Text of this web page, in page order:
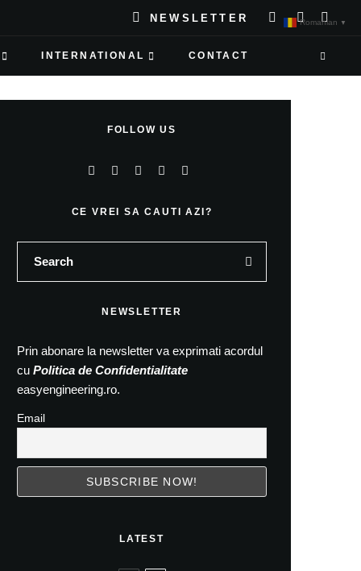
NEWSLETTER
INTERNATIONAL CONTACT
FOLLOW US
CE VREI SA CAUTI AZI?
NEWSLETTER
Prin abonare la newsletter va exprimati acordul
cu Politica de Confidentialitate
easyengineering.ro.
Email
LATEST
Romanian ▼